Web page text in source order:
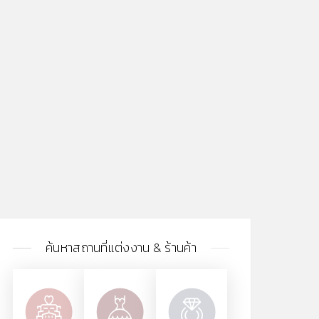
ค้นหาสถานที่แต่งงาน & ร้านค้า